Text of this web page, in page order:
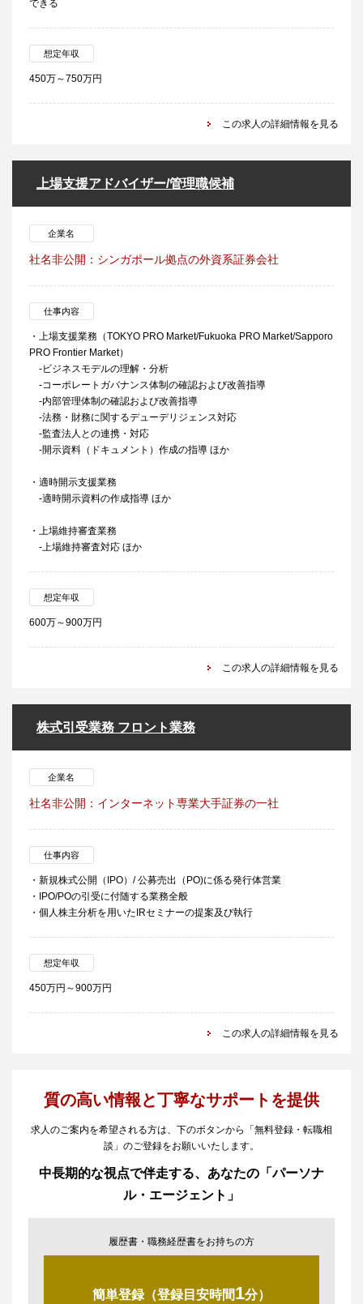
できる
想定年収
450万～750万円
この求人の詳細情報を見る
上場支援アドバイザー/管理職候補
企業名
社名非公開：シンガポール拠点の外資系証券会社
仕事内容
・上場支援業務（TOKYO PRO Market/Fukuoka PRO Market/Sapporo
PRO Frontier Market）
-ビジネスモデルの理解・分析
-コーポレートガバナンス体制の確認および改善指導
-内部管理体制の確認および改善指導
-法務・財務に関するデューデリジェンス対応
-監査法人との連携・対応
-開示資料（ドキュメント）作成の指導 ほか
・適時開示支援業務
-適時開示資料の作成指導 ほか
・上場維持審査業務
-上場維持審査対応 ほか
想定年収
600万～900万円
この求人の詳細情報を見る
株式引受業務 フロント業務
企業名
社名非公開：インターネット専業大手証券の一社
仕事内容
・新規株式公開（IPO）/ 公募売出（PO)に係る発行体営業
・IPO/POの引受に付随する業務全般
・個人株主分析を用いたIRセミナーの提案及び執行
想定年収
450万円～900万円
この求人の詳細情報を見る
質の高い情報と丁寧なサポートを提供
求人のご案内を希望される方は、下のボタンから「無料登録・転職相
談」のご登録をお願いいたします。
中長期的な視点で伴走する、あなたの「パーソナ
ル・エージェント」
履歴書・職務経歴書をお持ちの方
簡単登録（登録目安時間1分）